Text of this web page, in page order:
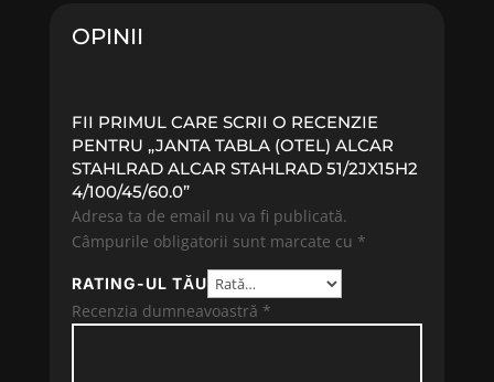
OPINII
FII PRIMUL CARE SCRII O RECENZIE
PENTRU „JANTA TABLA (OTEL) ALCAR
STAHLRAD ALCAR STAHLRAD 51/2JX15H2
4/100/45/60.0”
Adresa ta de email nu va fi publicată.
Câmpurile obligatorii sunt marcate cu *
RATING-UL TĂU
Recenzia dumneavoastră *